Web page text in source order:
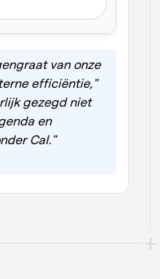
van onze
efficiëntie,"
gezegd niet
en
Cal."